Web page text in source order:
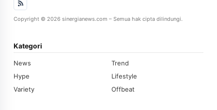
Copyright © 2026 sinergianews.com – Semua hak cipta dilindungi.
Kategori
News
Trend
Hype
Lifestyle
Variety
Offbeat